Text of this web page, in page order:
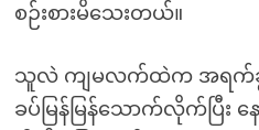
စဉ်းစားမိသေးတယ်။
သူလဲ ကျမလက်ထဲက အရက်
ခပ်မြန်မြန်သောက်လိုက်ပြီ